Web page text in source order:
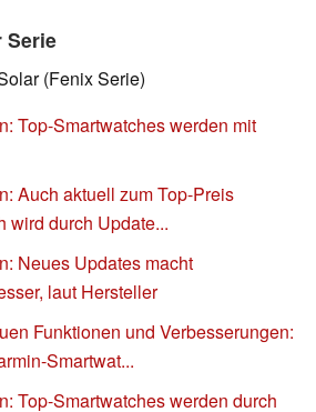
Serie
(Fenix Serie)
Top-Smartwatches werden mit
Auch aktuell zum Top-Preis
wird durch Update...
Neues Updates macht
laut Hersteller
Funktionen und Verbesserungen:
Smartwat...
Top-Smartwatches werden durch